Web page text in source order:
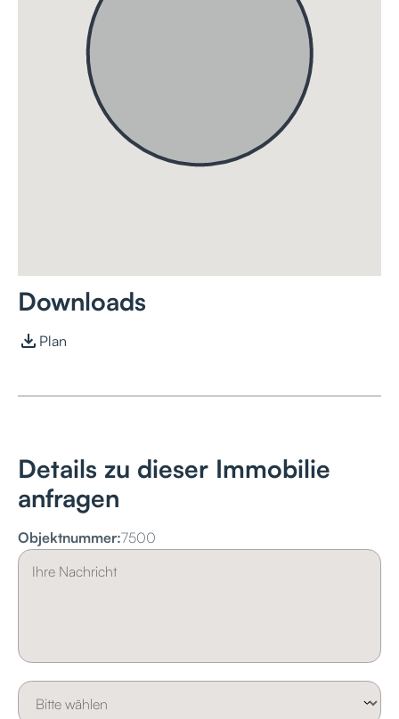
Downloads
Plan
Details zu dieser Immobilie
anfragen
Objektnummer:7500